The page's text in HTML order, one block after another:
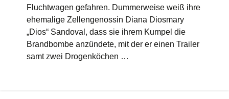
Fluchtwagen gefahren. Dummerweise weiß ihre
ehemalige Zellengenossin Diana Diosmary
„Dios“ Sandoval, dass sie ihrem Kumpel die
Brandbombe anzündete, mit der er einen Trailer
samt zwei Drogenköchen …